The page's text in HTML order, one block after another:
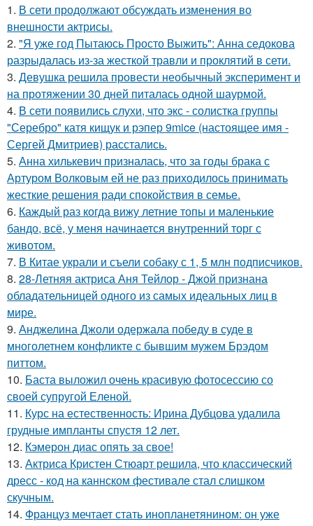
1. В сети продолжают обсуждать изменения во
внешности актрисы.
2. "Я уже год Пытаюсь Просто Выжить": Анна седокова
разрыдалась из-за жесткой травли и проклятий в сети.
3. Девушка решила провести необычный эксперимент и
на протяжении 30 дней питалась одной шаурмой.
4. В сети появились слухи, что экс - солистка группы
"Серебро" катя кищук и рэпер 9mice (настоящее имя -
Сергей Дмитриев) расстались.
5. Анна хилькевич призналась, что за годы брака с
Артуром Волковым ей не раз приходилось принимать
жесткие решения ради спокойствия в семье.
6. Каждый раз когда вижу летние топы и маленькие
бандо, всё, у меня начинается внутренний торг с
животом.
7. В Китае украли и съели собаку с 1, 5 млн подписчиков.
8. 28-Летняя актриса Аня Тейлор - Джой признана
обладательницей одного из самых идеальных лиц в
мире.
9. Анджелина Джоли одержала победу в суде в
многолетнем конфликте с бывшим мужем Брэдом
питтом.
10. Баста выложил очень красивую фотосессию со
своей супругой Еленой.
11. Курс на естественность: Ирина Дубцова удалила
грудные импланты спустя 12 лет.
12. Кэмерон диас опять за свое!
13. Актриса Кристен Стюарт решила, что классический
дресс - код на каннском фестивале стал слишком
скучным.
14. Француз мечтает стать инопланетянином: он уже